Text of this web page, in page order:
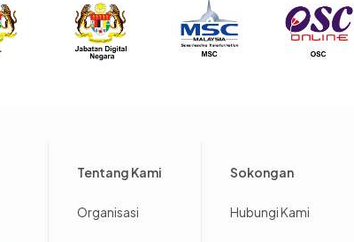
Tentang Kami
Organisasi
Sokongan
Hubungi Kami